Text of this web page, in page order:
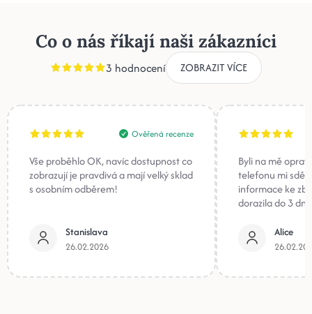
Co o nás říkají naši zákazníci
3 hodnocení ZOBRAZIT VÍCE
Ověřená recenze
Vše proběhlo OK, navíc dostupnost co
zobrazují je pravdivá a mají velký sklad
s osobním odběrem!
Stanislava
26.02.2026
Byli na mě
telefonu mi
informace ke
dorazila do 3
Alice